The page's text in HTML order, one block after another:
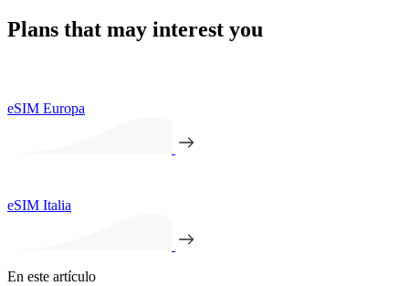
Plans that may interest you
eSIM Europa
eSIM Italia
En este artículo